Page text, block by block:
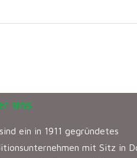
uns
ein in 1911 gegründetes
mit Sitz in